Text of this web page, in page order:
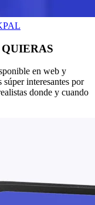
en web y
interesantes por
donde y cuando